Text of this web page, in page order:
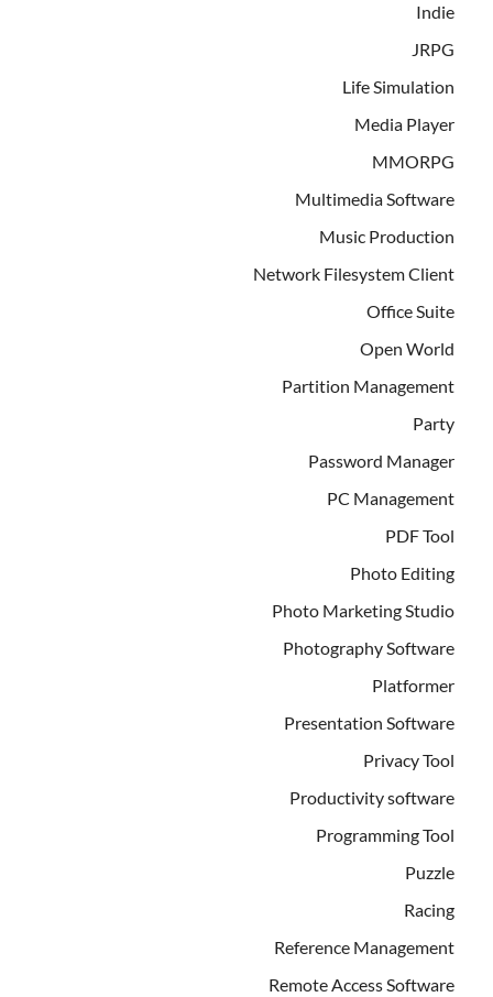
Indie
JRPG
Life Simulation
Media Player
MMORPG
Multimedia Software
Music Production
Network Filesystem Client
Office Suite
Open World
Partition Management
Party
Password Manager
PC Management
PDF Tool
Photo Editing
Photo Marketing Studio
Photography Software
Platformer
Presentation Software
Privacy Tool
Productivity software
Programming Tool
Puzzle
Racing
Reference Management
Remote Access Software